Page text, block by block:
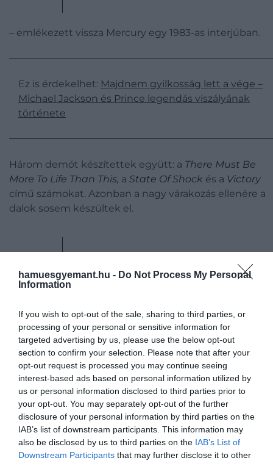
hamuesgyemant.hu - Do Not Process My Personal
Information
If you wish to opt-out of the sale, sharing to third parties, or
processing of your personal or sensitive information for
targeted advertising by us, please use the below opt-out
section to confirm your selection. Please note that after your
opt-out request is processed you may continue seeing
interest-based ads based on personal information utilized by
us or personal information disclosed to third parties prior to
your opt-out. You may separately opt-out of the further
disclosure of your personal information by third parties on the
IAB’s list of downstream participants. This information may
also be disclosed by us to third parties on the IAB’s List of
Downstream Participants that may further disclose it to other
– emlékezett vissza Mercury egy 1983-as interjúban.
Ez is érdekelhet: Majdnem gyilkosság lett a vége –
Michael Jackson és Prince legendás viszályának
története
Három demót készítettek együtt: a There Must Be
More To Life Than This, a State Of Shock és a Victory
című számokat. Azonban a nagy várakozás ellenére a
dalok sosem készültek el.
probléma az idő volt, mivel
mindketten nagyon
voltunk
– nyilatkozta később Mercury.
Bár kezdetben aktívak voltak, a lelkesedés hamar
elszállt, és Mercury kissé frusztrált lett Jackson
miatt. Amikor arról kérdezték őket, hogy voltak-e
tényezők, amelyek akadályozták a dalok elkészítését,